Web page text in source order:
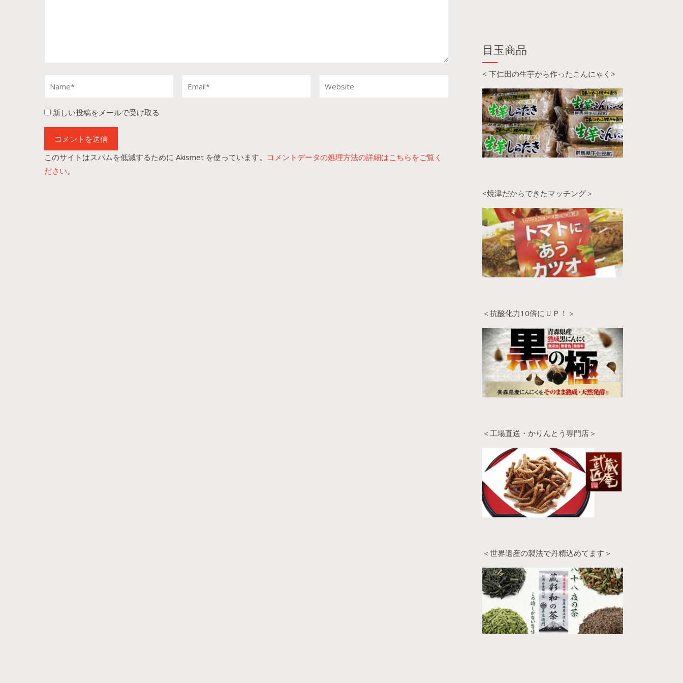
新しい投稿をメールで受け取る
このサイトはスパムを低減するために Akismet を使っています。 コメントデータの処理方法の詳細はこちらをご覧く
ださい。
目玉商品
< 下仁田の生芋から作ったこんにゃく>
<焼津だからできたマッチング＞
＜抗酸化力10倍にＵＰ！＞
＜工場直送・かりんとう専門店＞
＜世界遺産の製法で丹精込めてます＞